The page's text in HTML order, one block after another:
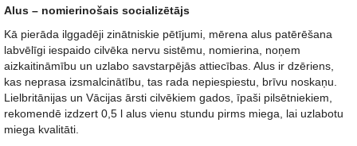
Alus – nomierinošais socializētājs
Kā pierāda ilggadēji zinātniskie pētījumi, mērena alus patērēšana
labvēlīgi iespaido cilvēka nervu sistēmu, nomierina, noņem
aizkaitināmību un uzlabo savstarpējās attiecības. Alus ir dzēriens,
kas neprasa izsmalcinātību, tas rada nepiespiestu, brīvu noskaņu.
Lielbritānijas un Vācijas ārsti cilvēkiem gados, īpaši pilsētniekiem,
rekomendē izdzert 0,5 l alus vienu stundu pirms miega, lai uzlabotu
miega kvalitāti.